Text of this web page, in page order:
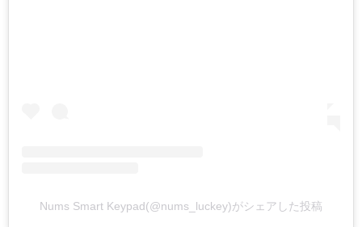
Nums Smart Keypad(@nums_luckey)がシェアした投稿